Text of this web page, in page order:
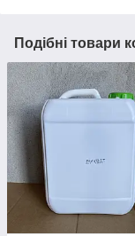
Подібні товари